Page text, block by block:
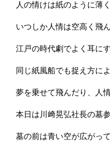
人の情けは紙のように薄
いつしか人情は空高く飛
江戸の時代劇でよく耳に
同じ紙風船でも捉え方に
夢を乗せて飛んだり、人
本日は川﨑晃弘社長の墓
墓の前は青い空が広がって